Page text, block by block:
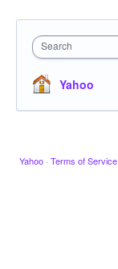
Search
Yahoo
Yahoo · Terms of Service